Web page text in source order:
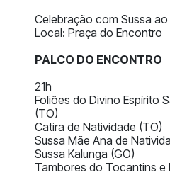
Celebração com Sussa
Local: Praça do Encontro
PALCO DO ENCONTRO
21h
Foliões do Divino Espírito
(TO)
Catira de Natividade (TO)
Sussa Mãe Ana de
Sussa Kalunga (GO)
Tambores do Tocantins e